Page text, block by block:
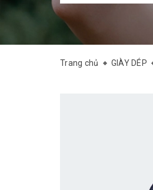
Trang chủ GIÀY DÉP